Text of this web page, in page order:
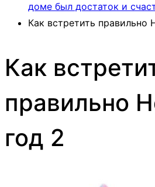
доме был достаток и
Как встретить правильно
Как
правильно
год 2